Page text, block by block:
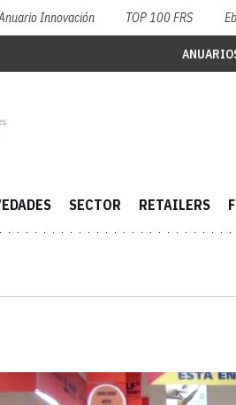
Innovación TOP 100 FRS
SECTOR RETAILERS